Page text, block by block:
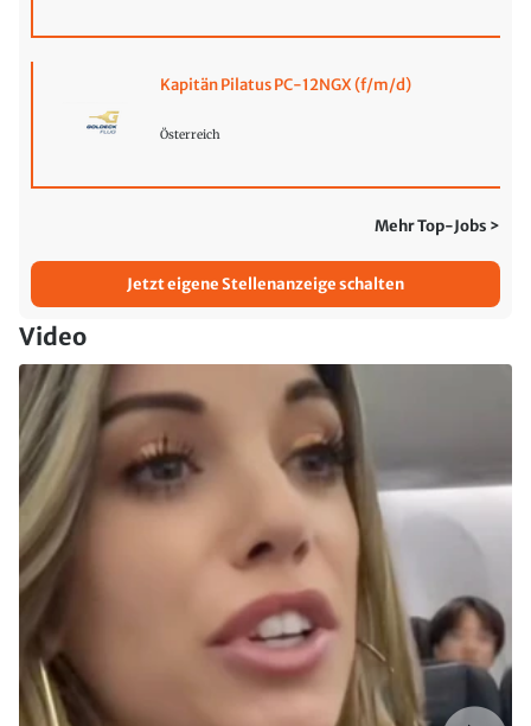
Kapitän Pilatus PC-12NGX (f/m/d)
Österreich
Mehr Top-Jobs >
Jetzt eigene Stellenanzeige schalten
Video